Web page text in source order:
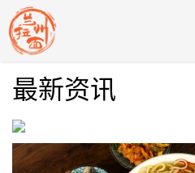
最新资讯